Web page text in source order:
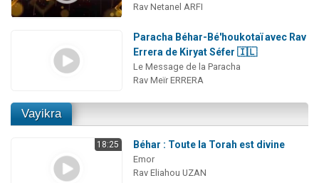
Rav Netanel ARFI
Paracha Béhar-Bé'houkotaï avec Rav
Errera de Kiryat Séfer 🇮🇱
Le Message de la Paracha
Rav Meïr ERRERA
Vayikra
18:25 Béhar : Toute la Torah est divine
Emor
Rav Eliahou UZAN